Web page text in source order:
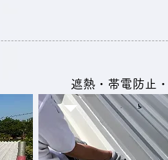
遮熱・帯電防止